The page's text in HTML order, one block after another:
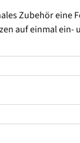
Zubehör eine
auf einmal ein-